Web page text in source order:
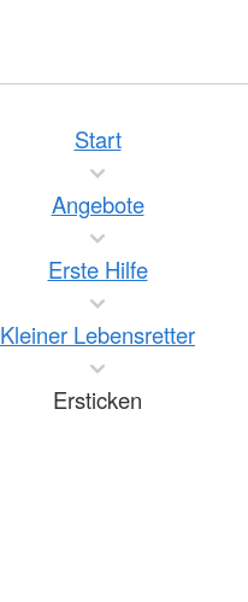
Start
Angebote
Erste Hilfe
Kleiner Lebensretter
Ersticken